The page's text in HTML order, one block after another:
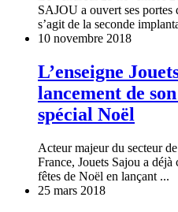
SAJOU a ouvert ses portes
s’agit de la seconde
10 novembre 2018
L’enseigne
lancement de
spécial Noël
Acteur majeur du secteur
France, Jouets Sajou a
fêtes de Noël en lançant ...
25 mars 2018